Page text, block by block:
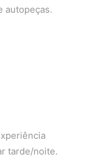
autopeças.
tarde/noite.